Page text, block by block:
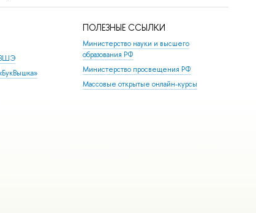
ВШЭ
ПОЛЕЗНЫЕ ССЫЛКИ
Министерство науки и высшего
образования РФ
Министерство просвещения РФ
Массовые открытые онлайн-курсы